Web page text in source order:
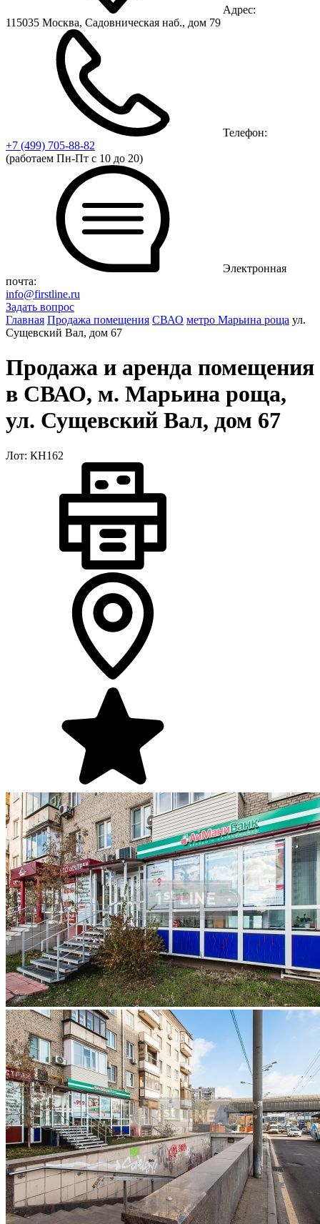
Адрес:
115035 Москва, Садовническая наб., дом 79
Телефон:
+7 (499) 705-88-82
(работаем Пн-Пт с 10 до 20)
Электронная
почта:
info@firstline.ru
Задать вопрос
Главная Продажа помещения СВАО метро Марьина роща ул.
Сущевский Вал, дом 67
Продажа и аренда помещения
в СВАО, м. Марьина роща,
ул. Сущевский Вал, дом 67
Лот: КН162